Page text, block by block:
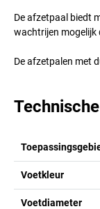
De afzetpaal biedt
wachtrijen mogelijk
De afzetpalen met
Voetkleur
Voetdiameter